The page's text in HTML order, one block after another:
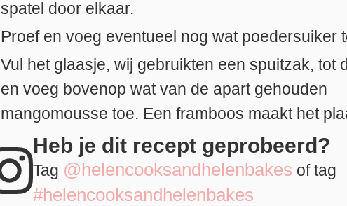
spatel door elkaar.
Proef en voeg eventueel nog wat poedersuiker
Vul het glaasje, wij gebruikten een spuitzak, tot
en voeg bovenop wat van de apart gehouden
mangomousse toe. Een framboos maakt het
Heb je dit recept geprobeerd?
Tag @helencooksandhelenbakes of tag
#helencooksandhelenbakes